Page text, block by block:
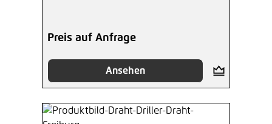
Preis auf Anfrage
Ansehen